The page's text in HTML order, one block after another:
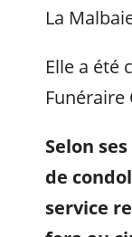
La
Elle a été
Funéraire
Selon
de
service